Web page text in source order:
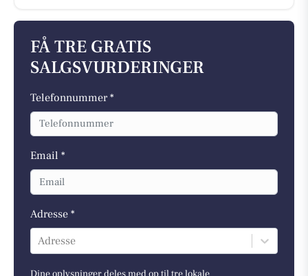
FÅ TRE GRATIS
SALGSVURDERINGER
Telefonnummer *
Email *
Adresse *
Adresse